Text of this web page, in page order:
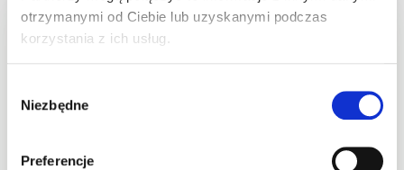
otrzymanymi od Ciebie lub uzyskanymi podczas
korzystania z ich usług.
zgody
Niezbędne
Preferencje
Sklep w trybie katalogowym. Zaloguj się, aby
złożyć zamówienie.
ważności w niższych cenach.